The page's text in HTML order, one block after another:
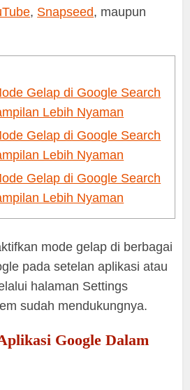
, Snapseed, maupun
Gelap di Google Search
Lebih Nyaman
Gelap di Google Search
Lebih Nyaman
Gelap di Google Search
Lebih Nyaman
mode gelap di berbagai
pada setelan aplikasi atau
halaman Settings
sudah mendukungnya.
Google Dalam